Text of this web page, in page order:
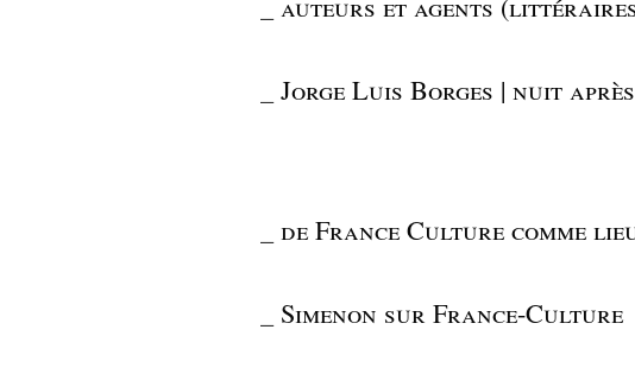
Jorge Luis Borges | nuit
de France Culture comme
Simenon sur France-Culture